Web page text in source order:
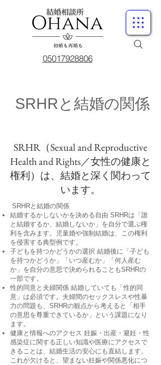
05017928806
SRHRと結婚の関係
SRHR（Sexual and Reproductive
Health and Rights／女性の健康と
権利）は、結婚と深く関わって
います。
SRHRと結婚の関係
結婚するかしないかを決める自由 SRHRは「誰
と結婚するか、結婚しないか」を自分で選ぶ権
利を含みます。児童婚や強制結婚は、この権利
を侵害する典型例です。
子どもを持つかどうかの選択 結婚後に「子ども
を持つかどうか」「いつ産むか」「何人産む
か」を自分の意思で決められることもSRHRの
一部です。
性的同意と夫婦関係 結婚していても「性的同
意」は必須です。夫婦間のセックスレスや性暴
力の問題も、SRHRの観点から考えると「相手
の意思を尊重できているか」という課題になり
ます。
健康と情報へのアクセス 妊娠・出産・避妊・性
感染症に関する正しい知識や医療にアクセスで
きることは、結婚生活の安心にも直結します。
これが欠けると、望まない妊娠や関係悪化につ